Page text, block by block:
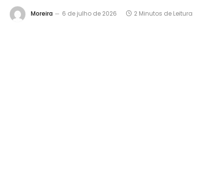
Moreira 6 de julho de 2026 2 Minutos de Leitura